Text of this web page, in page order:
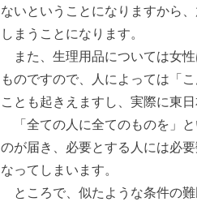
ないということになりますから
しまうことになります。
また、生理用品については女
ものですので、人によっては「
ことも起きえますし、実際に東
「全ての人に全てのものを」
のが届き、必要とする人には必
なってしまいます。
ところで、似たような条件の